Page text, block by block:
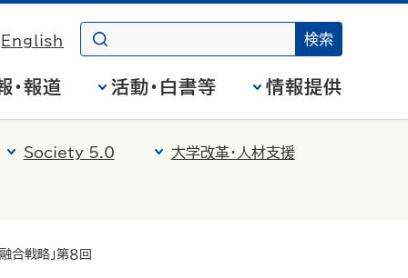
English
・報道 活動・白書等 情報提供
Society 5.0 大学改革・人材支援
合戦略」第８回